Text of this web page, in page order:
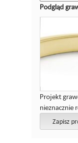
Podgląd
Projekt
nieznacznie
Zapisz